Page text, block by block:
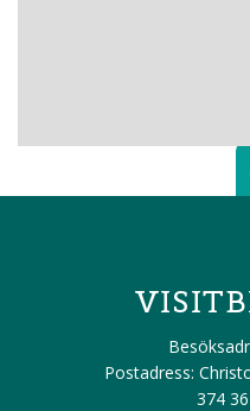
Postadress:
374